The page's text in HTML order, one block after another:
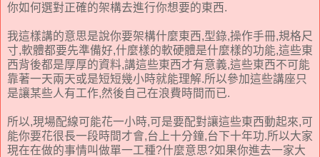
你如何選對正確的架構去進行你想要的東西.
我這樣講的意思是說你要架構什麼東西,型錄,操作手冊,規格尺
寸,軟體都要先準備好,什麼樣的軟硬體是什麼樣的功能,這些東
西背後都是厚厚的資料,講這些東西才有意義,這些東西不可能
靠著一天兩天或是短短幾小時就能理解.所以參加這些講座只
是讓某些人有工作,然後自己在浪費時間而已.
所以,現場配線可能花一小時,可是要配對讓這些東西動起來,可
能你要花很長一段時間才會,台上十分鐘,台下十年功.所以大家
現在在做的事情叫做單一工種?什麼意思?如果你進去一家大